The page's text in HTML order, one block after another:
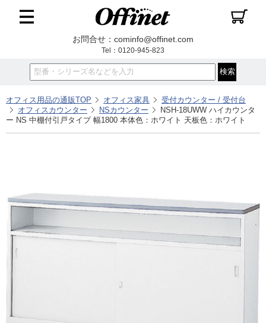
お問合せ：cominfo@offinet.com
Tel：0120-945-823
オフィス用品の通販TOP オフィス家具
受付カウンター / 受付台
オフィスカウンター
NSカウンター
NSH-18UWW ハイカウンタ
ー NS 中棚付引戸タイプ 幅1800 本体色：ホワイト 天板色：ホワイト